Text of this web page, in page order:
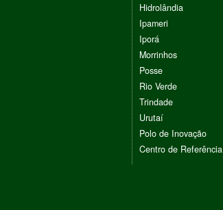
Hidrolândia
Ipameri
Iporá
Morrinhos
Posse
Rio Verde
Trindade
Urutaí
Polo de Inovação
Centro de Referência